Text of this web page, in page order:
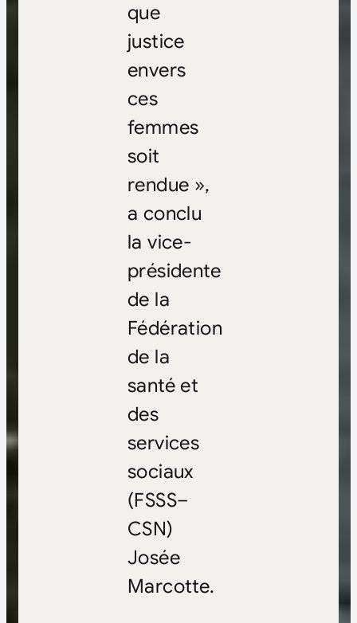
que
justice
envers
ces
femmes
soit
rendue »,
a conclu
la vice-
présidente
de la
Fédération
de la
santé et
des
services
sociaux
(FSSS–
CSN)
Josée
Marcotte.